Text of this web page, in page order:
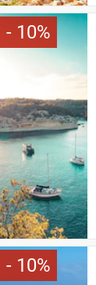
10
10